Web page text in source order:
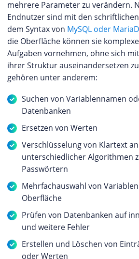
mehrere Parameter zu verändern.
Endnutzer sind mit den
dem Syntax von MySQL oder
die Oberfläche können sie
Aufgaben vornehmen, ohne sich
ihrer Struktur auseinandersetzen
gehören unter anderem:
Suchen von Variablennamen
Datenbanken
Ersetzen von Werten
Verschlüsselung von Klartext
unterschiedlicher Algorithmen
Passwörtern
Mehrfachauswahl von
Oberfläche
Prüfen von Datenbanken auf
und weitere Fehler
Erstellen und Löschen von
oder Werten